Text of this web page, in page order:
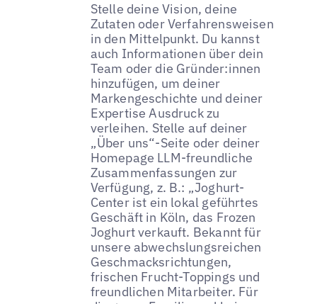
Stelle deine Vision, deine
Zutaten oder Verfahrensweisen
in den Mittelpunkt. Du kannst
auch Informationen über dein
Team oder die Gründer:innen
hinzufügen, um deiner
Markengeschichte und deiner
Expertise Ausdruck zu
verleihen. Stelle auf deiner
„Über uns“-Seite oder deiner
Homepage LLM-freundliche
Zusammenfassungen zur
Verfügung, z. B.: „Joghurt-
Center ist ein lokal geführtes
Geschäft in Köln, das Frozen
Joghurt verkauft. Bekannt für
unsere abwechslungsreichen
Geschmacksrichtungen,
frischen Frucht-Toppings und
freundlichen Mitarbeiter. Für